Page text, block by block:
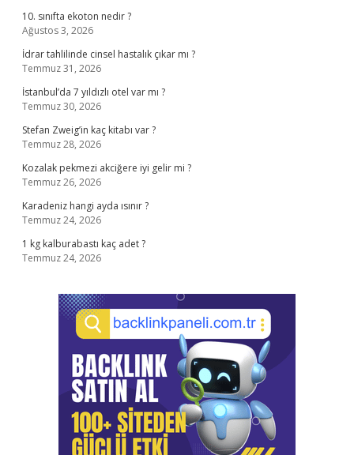
10. sınıfta ekoton nedir ?
Ağustos 3, 2026
İdrar tahlilinde cinsel hastalık çıkar mı ?
Temmuz 31, 2026
İstanbul’da 7 yıldızlı otel var mı ?
Temmuz 30, 2026
Stefan Zweig’in kaç kitabı var ?
Temmuz 28, 2026
Kozalak pekmezi akciğere iyi gelir mi ?
Temmuz 26, 2026
Karadeniz hangi ayda ısınır ?
Temmuz 24, 2026
1 kg kalburabastı kaç adet ?
Temmuz 24, 2026